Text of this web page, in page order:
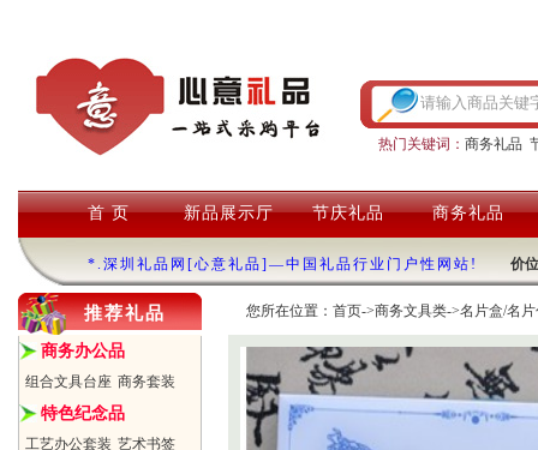
热门关键词： 商务礼品
首 页 新品展示厅 节庆礼品 商务礼品
*.深圳礼品网[心意礼品]—中国礼品行业门户性网站! 价
推荐礼品
商务办公品
组合文具台座 商务套装
特色纪念品
工艺办公套装 艺术书签
您所在位置： 首页->商务文具类->名片盒/名